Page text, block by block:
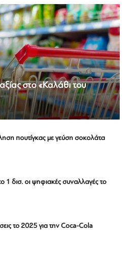
στο «Καλάθι του
πουτίγκας με γεύση σοκολάτα
1 δισ. οι ψηφιακές συναλλαγές το
το 2025 για την Coca-Cola